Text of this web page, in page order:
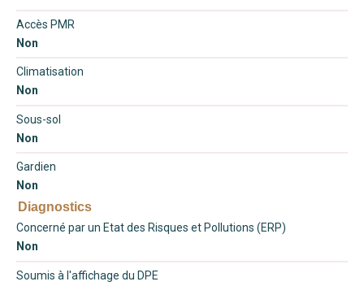
Accès PMR
Non
Climatisation
Non
Sous-sol
Non
Gardien
Non
Diagnostics
Concerné par un Etat des Risques et Pollutions (ERP)
Non
Soumis à l'affichage du DPE